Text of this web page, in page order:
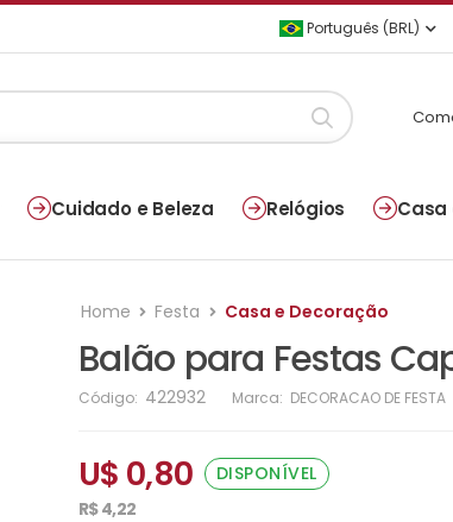
Português (BRL)
Cuidado e Beleza Relógios Casa
Home Festa Casa e Decoração
Balão para Festas
Código: 422932 Marca: DECORACAO DE FESTA
U$ 0,80
DISPONÍVEL
R$ 4,22